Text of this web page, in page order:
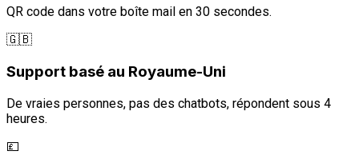
QR code dans votre boîte mail en 30 secondes.
🇬🇧
Support basé au Royaume-Uni
De vraies personnes, pas des chatbots, répondent sous 4
heures.
💷